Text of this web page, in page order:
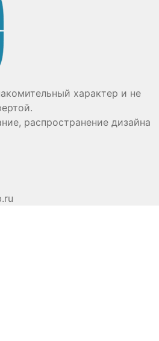
характер и не
распространение дизайна